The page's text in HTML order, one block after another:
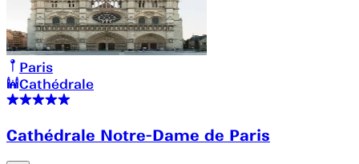
Paris
Cathédrale
Cathédrale Notre-Dame de Paris